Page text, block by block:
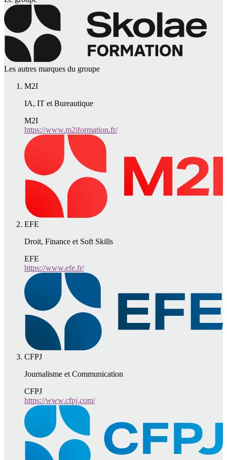
Les autres marques du groupe
M2I
IA, IT et Bureautique
M2I
https://www.m2iformation.fr/
EFE
Droit, Finance et Soft Skills
EFE
https://www.efe.fr/
CFPJ
Journalisme et Communication
CFPJ
https://www.cfpj.com/